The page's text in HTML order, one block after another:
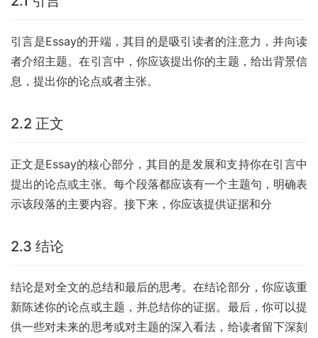
引言是Essay的开端，其目的是吸引读者的注意力，并向读
者介绍主题。在引言中，你应该提出你的主题，给出背景信
息，提出你的论点或者主张。
2.2 正文
正文是Essay的核心部分，其目的是发展和支持你在引言中
提出的论点或主张。每个段落都应该有一个主题句，明确表
示该段落的主要内容。接下来，你应该提供证据和分
2.3 结论
结论是对全文的总结和最后的思考。在结论部分，你应该重
新陈述你的论点或主题，并总结你的证据。最后，你可以提
供一些对未来的思考或对主题的深入看法，给读者留下深刻